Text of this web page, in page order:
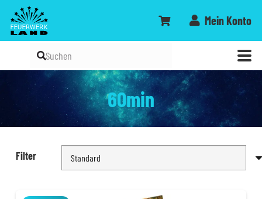
Mein Konto
60min
Filter